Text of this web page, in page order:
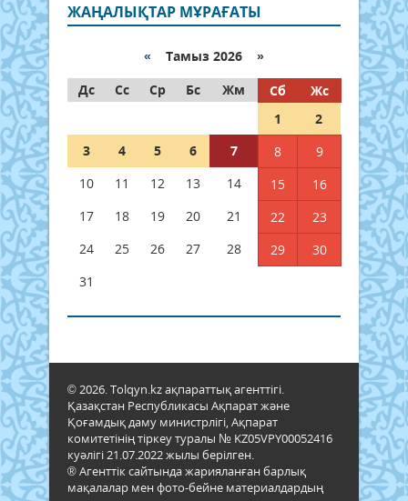
ЖАҢАЛЫҚТАР МҰРАҒАТЫ
« Тамыз 2026 »
Дс
Сс Ср Бс Жм Сб
Жс
1
2
3
4 5 6 7 8
9
10
11 12 13 14 15
16
17
18 19 20 21 22
23
24
25 26 27 28 29
30
31
© 2026. Tolqyn.kz ақпараттық агенттігі.
Қазақстан Республикасы Ақпарат және
Қоғамдық даму министрлігі, Ақпарат
комитетінің тіркеу туралы № KZ05VPY00052416
куәлігі 21.07.2022 жылы берілген.
® Агенттік сайтында жарияланған барлық
мақалалар мен фото-бейне материалдардың